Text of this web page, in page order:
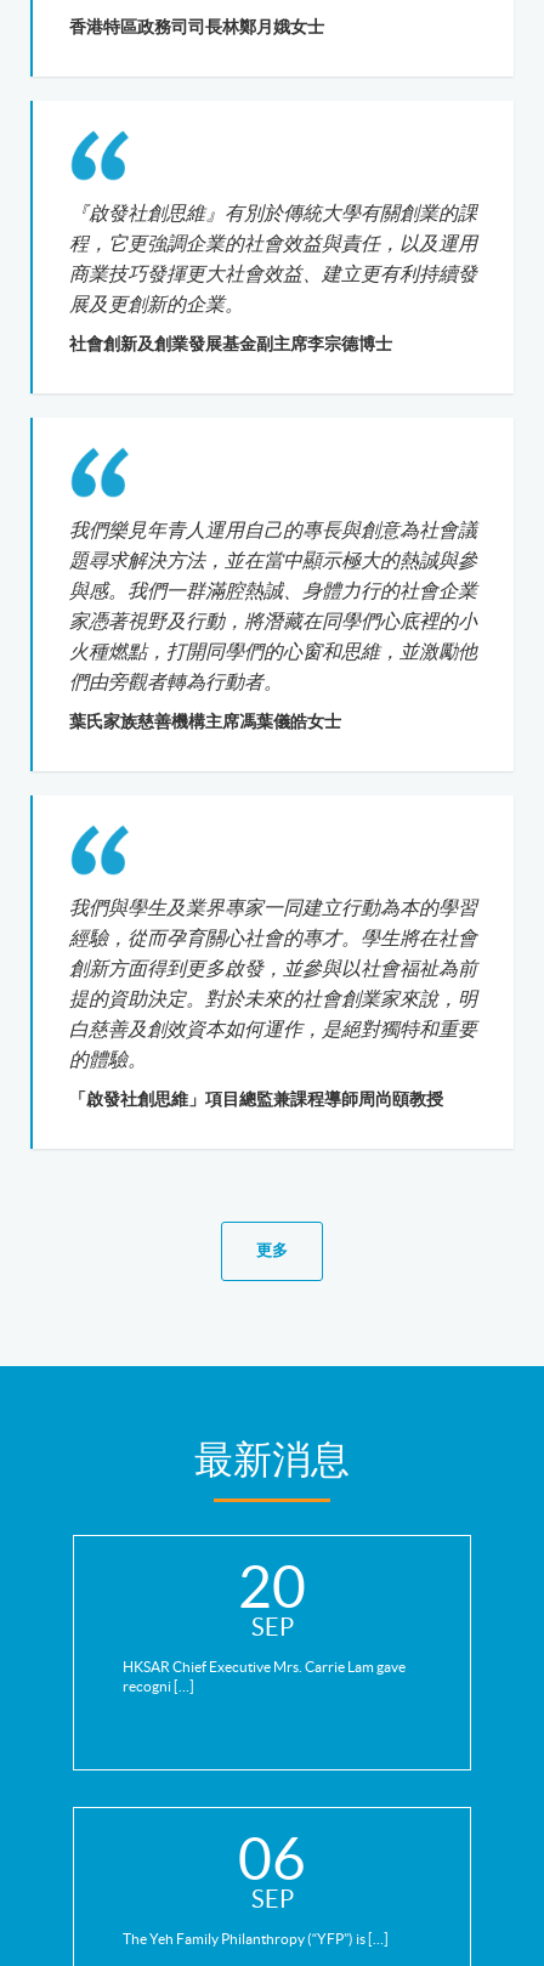
香港特區政務司司長林鄭月娥女士
『啟發社創思維』有別於傳統大學有關創業的課
程，它更強調企業的社會效益與責任，以及運用
商業技巧發揮更大社會效益、建立更有利持續發
展及更創新的企業。
社會創新及創業發展基金副主席李宗德博士
我們樂見年青人運用自己的專長與創意為社會議
題尋求解決方法，並在當中顯示極大的熱誠與參
與感。我們一群滿腔熱誠、身體力行的社會企業
家憑著視野及行動，將潛藏在同學們心底裡的小
火種燃點，打開同學們的心窗和思維，並激勵他
們由旁觀者轉為行動者。
葉氏家族慈善機構主席馮葉儀皓女士
我們與學生及業界專家一同建立行動為本的學習
經驗，從而孕育關心社會的專才。學生將在社會
創新方面得到更多啟發，並參與以社會福祉為前
提的資助決定。對於未來的社會創業家來說，明
白慈善及創效資本如何運作，是絕對獨特和重要
的體驗。
「啟發社創思維」項目總監兼課程導師周尚頤教授
更多
最新消息
20
SEP
HKSAR Chief Executive Mrs. Carrie Lam gave
recogni […]
06
SEP
The Yeh Family Philanthropy (“YFP”) is […]